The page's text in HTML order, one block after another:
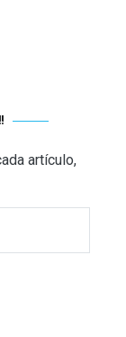
artículo,